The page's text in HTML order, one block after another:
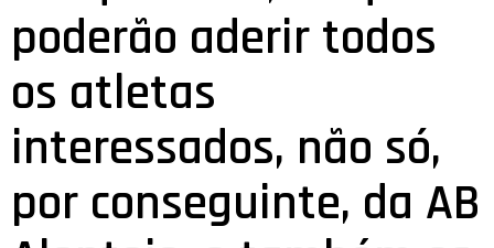
poderão aderir todos
os atletas
interessados, não só,
por conseguinte, da AB